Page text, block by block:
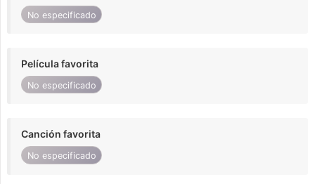
No especificado
Película favorita
No especificado
Canción favorita
No especificado